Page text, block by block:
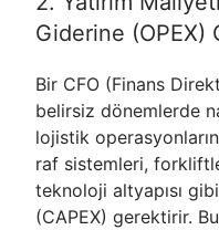
Giderine (OPEX)
Bir CFO (Finans
belirsiz dönemlerde
lojistik
raf sistemleri,
teknoloji altyapısı
(CAPEX) gerektirir.